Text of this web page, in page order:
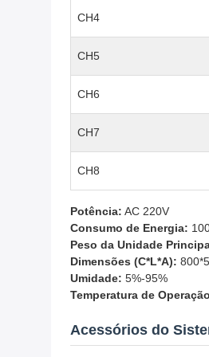
CH4
CH5
CH6
CH7
CH8
Potência: AC 220V
Consumo de Energia:
Peso da Unidade
Dimensões (C*L*A):
Umidade: 5%-95%
Temperatura de
Acessórios do